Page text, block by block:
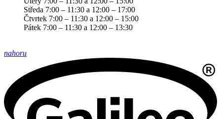
Středa 7:00 – 11:30 a 12:00 – 17:00
Čtvrtek 7:00 – 11:30 a 12:00 – 15:00
Pátek 7:00 – 11:30 a 12:00 – 13:30
nahoru